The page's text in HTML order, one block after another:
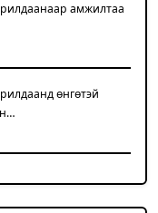
амжилтаа
өнгөтэй